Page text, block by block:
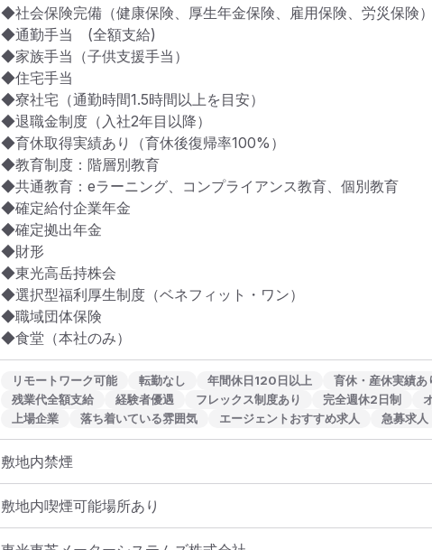
◆社会保険完備（健康保険、厚生年金保険、雇用保険、労災保険）
◆通勤手当　(全額支給)
◆家族手当（子供支援手当）
◆住宅手当
◆寮社宅（通勤時間1.5時間以上を目安）
◆退職金制度（入社2年目以降）
◆育休取得実績あり（育休後復帰率100%）
◆教育制度：階層別教育
◆共通教育：eラーニング、コンプライアンス教育、個別教育
◆確定給付企業年金
◆確定拠出年金
◆財形
◆東光高岳持株会
◆選択型福利厚生制度（ベネフィット・ワン）
◆職域団体保険
◆食堂（本社のみ）
リモートワーク可能 転勤なし 年間休日120日以上 育休・産休実績あ
残業代全額支給
経験者優遇 フレックス制度あり 完全週休2日制
上場企業
落ち着いている雰囲気 エージェントおすすめ求人 急募求人
敷地内禁煙
敷地内喫煙可能場所あり